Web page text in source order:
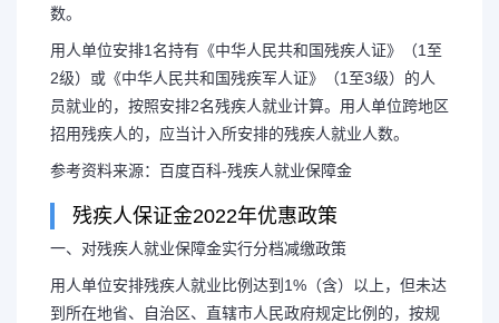
数。
用人单位安排1名持有《中华人民共和国残疾人证》（1至
2级）或《中华人民共和国残疾军人证》（1至3级）的人
员就业的，按照安排2名残疾人就业计算。用人单位跨地区
招用残疾人的，应当计入所安排的残疾人就业人数。
参考资料来源：百度百科-残疾人就业保障金
残疾人保证金2022年优惠政策
一、对残疾人就业保障金实行分档减缴政策
用人单位安排残疾人就业比例达到1%（含）以上，但未达
到所在地省、自治区、直辖市人民政府规定比例的，按规